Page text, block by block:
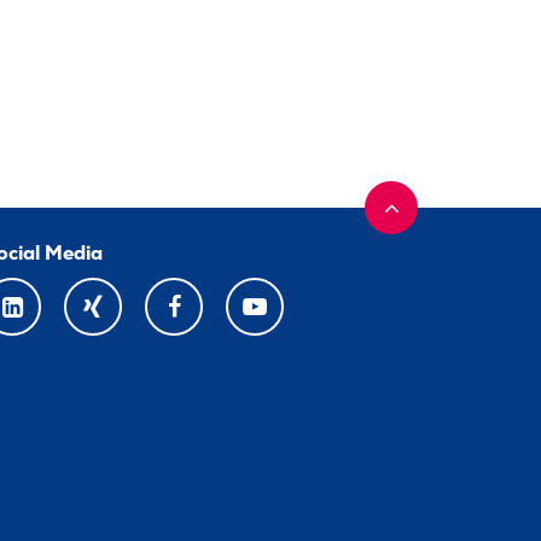
Media
LINKEDINXING FACEBOOKYOUTUBE